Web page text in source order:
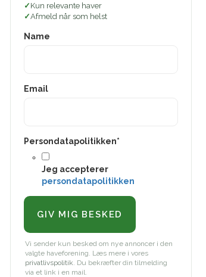
Kun relevante haver
Afmeld når som helst
Name
Email
Persondatapolitikken*
Jeg accepterer
persondatapolitikken
Vi sender kun besked om nye annoncer i den
valgte haveforening. Læs mere i vores
privatlivspolitik. Du bekræfter din tilmelding
via et link i en mail.